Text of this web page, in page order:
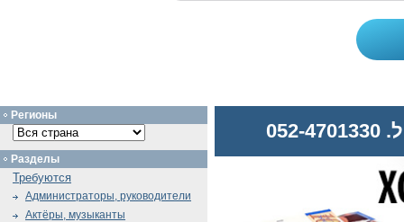
Регионы
Разделы
Требуются
Администраторы, руководители
Актёры, музыканты